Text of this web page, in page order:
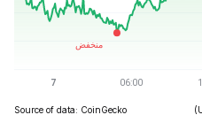
Source of data: CoinGecko